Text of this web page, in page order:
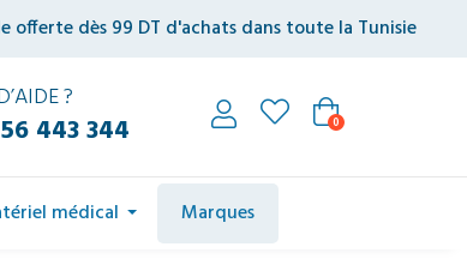
offerte dès 99 DT d'achats dans toute la Tunisie
?
443 344 0
médical Marques